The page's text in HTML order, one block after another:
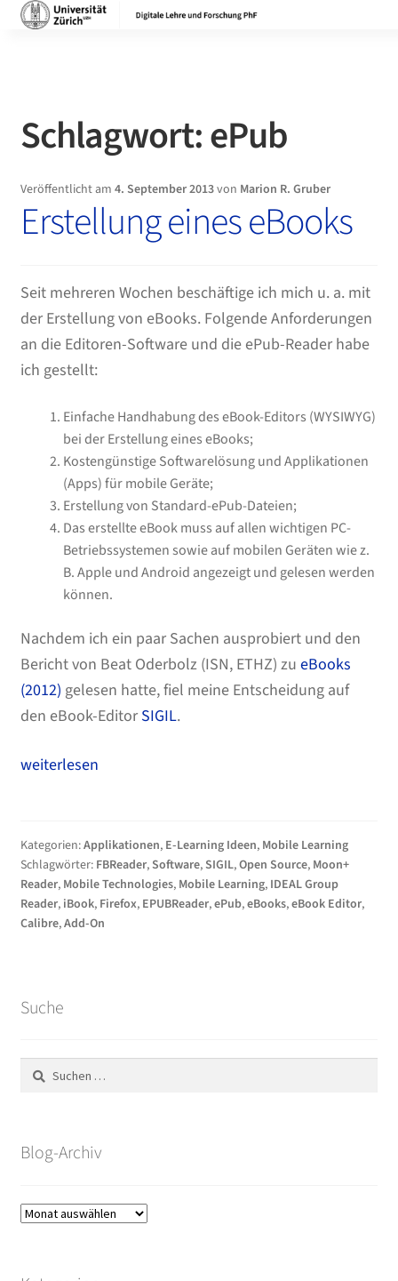
Zur
Navigation
Zum
Inhalt
Schlagwort:ePub
Veröffentlicht am 4. September 2013von Marion R. Gruber
Erstellung eines eBooks
Seit mehreren Wochen beschäftige ich mich u. a. mit
der Erstellung von eBooks. Folgende Anforderungen
an die Editoren-Software und die ePub-Reader habe
ich gestellt:
Einfache Handhabung des eBook-Editors (WYSIWYG)
bei der Erstellung eines eBooks;
Kostengünstige Softwarelösung und Applikationen
(Apps) für mobile Geräte;
Erstellung von Standard-ePub-Dateien;
Das erstellte eBook muss auf allen wichtigen PC-
Betriebssystemen sowie auf mobilen Geräten wie z.
B. Apple und Android angezeigt und gelesen werden
können.
Nachdem ich ein paar Sachen ausprobiert und den
Bericht von Beat Oderbolz (ISN, ETHZ) zu eBooks
(2012) gelesen hatte, fiel meine Entscheidung auf
den eBook-EditorSIGIL.
Erstellung
weiterlesen
Kategorien:Applikationen, E-Learning Ideen, Mobile Learning
Schlagwörter: FBReader,Software,SIGIL,Open Source, Moon+
Reader, Mobile Technologies, Mobile Learning, IDEAL Group
Reader, iBook, Firefox, EPUBReader,ePub,eBooks,eBook Editor,
Calibre,Add-On
Suche
Suchen
nach:
Blog-Archiv
Blog-